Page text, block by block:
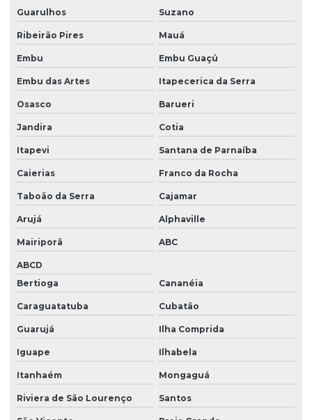
Projeto de reposição florestal compensatória
Projetos ambientais
Projetos ambientais em santa catarina
Projetos de eta
Quanto custa para se cadastrar no ibama
Relatório ambiental simplificado ras
Relatório de controle ambiental
Serviço licenciamento ambiental
Serviço de monitoramento ambiental
Serviços cadastro ibama
Tamponamento de poços
Tratamento de efluentes
Tratamento de efluentes industriais
Guarulhos Suzano
Ribeirão Pires Mauá
Embu Embu Guaçú
Embu das Artes Itapecerica da Serra
Osasco Barueri
Jandira Cotia
Itapevi Santana de Parnaíba
Caierias Franco da Rocha
Taboão da Serra Cajamar
Arujá Alphaville
Mairiporã ABC
ABCD
Bertioga
Cananéia
Caraguatatuba Cubatão
Guarujá Ilha Comprida
Iguape Ilhabela
Itanhaém Mongaguá
Riviera de São Lourenço Santos